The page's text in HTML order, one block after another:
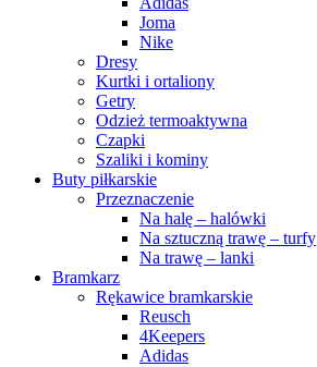
Joma
Nike
Dresy
Kurtki i ortaliony
Getry
Odzież termoaktywna
Czapki
Szaliki i kominy
Buty piłkarskie
Przeznaczenie
Na halę – halówki
Na sztuczną trawę – turfy
Na trawę – lanki
Bramkarz
Rękawice bramkarskie
Reusch
4Keepers
Adidas